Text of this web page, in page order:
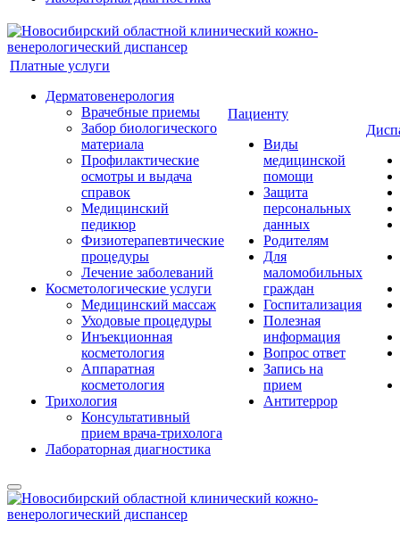
Платные услуги
Дерматовенерология
Врачебные приемы
Забор биологического
материала
Профилактические
осмотры и выдача
справок
Медицинский
педикюр
Физиотерапевтические
процедуры
Лечение заболеваний
Косметологические услуги
Медицинский массаж
Уходовые процедуры
Инъекционная
косметология
Аппаратная
косметология
Трихология
Консультативный
прием врача-трихолога
Лабораторная диагностика
Пациенту
Виды
медицинской
помощи
Защита
персональных
данных
Родителям
Для
маломобильных
граждан
Госпитализация
Полезная
информация
Вопрос ответ
Запись на
прием
Антитеррор